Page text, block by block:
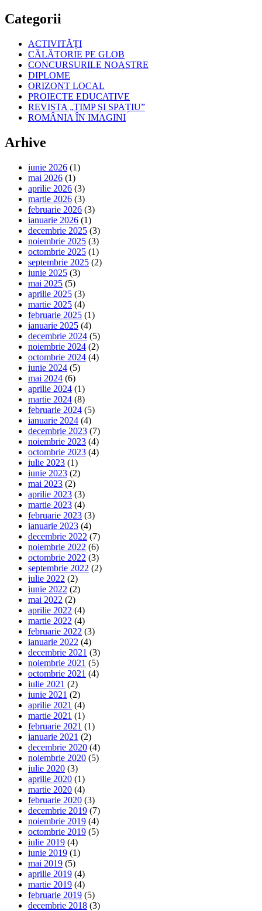
Categorii
ACTIVITĂȚI
CĂLĂTORIE PE GLOB
CONCURSURILE NOASTRE
DIPLOME
ORIZONT LOCAL
PROIECTE EDUCATIVE
REVISTA „TIMP ȘI SPAȚIU”
ROMÂNIA ÎN IMAGINI
Arhive
iunie 2026 (1)
mai 2026 (1)
aprilie 2026 (3)
martie 2026 (3)
februarie 2026 (3)
ianuarie 2026 (1)
decembrie 2025 (3)
noiembrie 2025 (3)
octombrie 2025 (1)
septembrie 2025 (2)
iunie 2025 (3)
mai 2025 (5)
aprilie 2025 (3)
martie 2025 (4)
februarie 2025 (1)
ianuarie 2025 (4)
decembrie 2024 (5)
noiembrie 2024 (2)
octombrie 2024 (4)
iunie 2024 (5)
mai 2024 (6)
aprilie 2024 (1)
martie 2024 (8)
februarie 2024 (5)
ianuarie 2024 (4)
decembrie 2023 (7)
noiembrie 2023 (4)
octombrie 2023 (4)
iulie 2023 (1)
iunie 2023 (2)
mai 2023 (2)
aprilie 2023 (3)
martie 2023 (4)
februarie 2023 (3)
ianuarie 2023 (4)
decembrie 2022 (7)
noiembrie 2022 (6)
octombrie 2022 (3)
septembrie 2022 (2)
iulie 2022 (2)
iunie 2022 (2)
mai 2022 (2)
aprilie 2022 (4)
martie 2022 (4)
februarie 2022 (3)
ianuarie 2022 (4)
decembrie 2021 (3)
noiembrie 2021 (5)
octombrie 2021 (4)
iulie 2021 (2)
iunie 2021 (2)
aprilie 2021 (4)
martie 2021 (1)
februarie 2021 (1)
ianuarie 2021 (2)
decembrie 2020 (4)
noiembrie 2020 (5)
iulie 2020 (3)
aprilie 2020 (1)
martie 2020 (4)
februarie 2020 (3)
decembrie 2019 (7)
noiembrie 2019 (4)
octombrie 2019 (5)
iulie 2019 (4)
iunie 2019 (1)
mai 2019 (5)
aprilie 2019 (4)
martie 2019 (4)
februarie 2019 (5)
decembrie 2018 (3)